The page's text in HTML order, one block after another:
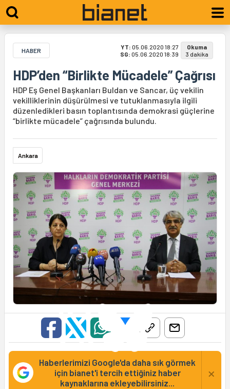
HABER YT: 05.06.2020 18:27
SG: 05.06.2020 18:39
Okuma
3 dakika
HDP’den “Birlikte Mücadele” Çağrısı
HDP Eş Genel Başkanları Buldan ve Sancar, üç vekilin
vekilliklerinin düşürülmesi ve tutuklanmasıyla ilgili
düzenledikleri basın toplantısında demokrasi güçlerine
“birlikte mücadele” çağrısında bulundu.
Ankara
Haberlerimizi Google'da daha sık görmek
için bianet'i tercih ettiğiniz haber
kaynaklarına ekleyebilirsiniz...
×